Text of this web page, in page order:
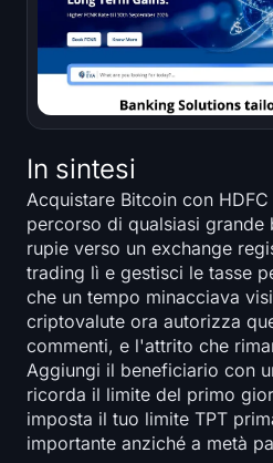
In sintesi
Acquistare Bitcoin con
percorso di qualsiasi grande
rupie verso un exchange
trading lì e gestisci le tasse
che un tempo minacciava
criptovalute ora autorizza
commenti, e l'attrito che
Aggiungi il beneficiario con
ricorda il limite del primo
imposta il tuo limite TPT
importante anziché a metà